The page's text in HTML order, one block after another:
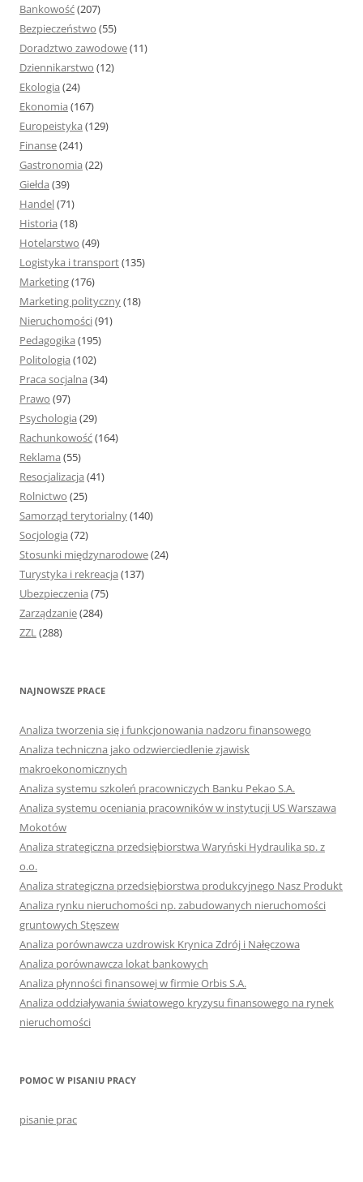
Bankowość(207)
Bezpieczeństwo (55)
Doradztwo zawodowe(11)
Dziennikarstwo (12)
Ekologia (24)
Ekonomia (167)
Europeistyka (129)
Finanse(241)
Gastronomia (22)
Giełda (39)
Handel(71)
Historia (18)
Hotelarstwo (49)
Logistyka i transport(135)
Marketing(176)
Marketing polityczny(18)
Nieruchomości(91)
Pedagogika (195)
Politologia (102)
Praca socjalna (34)
Prawo (97)
Psychologia (29)
Rachunkowość(164)
Reklama (55)
Resocjalizacja (41)
Rolnictwo (25)
Samorząd terytorialny(140)
Socjologia (72)
Stosunki międzynarodowe(24)
Turystyka i rekreacja (137)
Ubezpieczenia (75)
Zarządzanie(284)
ZZL(288)
NAJNOWSZE PRACE
Analiza tworzenia się i funkcjonowania nadzoru finansowego
Analiza techniczna jako odzwierciedlenie zjawisk
makroekonomicznych
Analiza systemu szkoleń pracowniczych Banku Pekao S.A.
Analiza systemu oceniania pracowników w instytucji US Warszawa
Mokotów
Analiza strategiczna przedsiębiorstwa Waryński Hydraulika sp. z
o.o.
Analiza strategiczna przedsiębiorstwa produkcyjnego Nasz Produkt
Analiza rynku nieruchomości np. zabudowanych nieruchomości
gruntowych Stęszew
Analiza porównawcza uzdrowisk Krynica Zdrój i Nałęczowa
Analiza porównawcza lokat bankowych
Analiza płynności finansowej w firmie Orbis S.A.
Analiza oddziaływania światowego kryzysu finansowego na rynek
nieruchomości
POMOC W PISANIU PRACY
pisanie prac